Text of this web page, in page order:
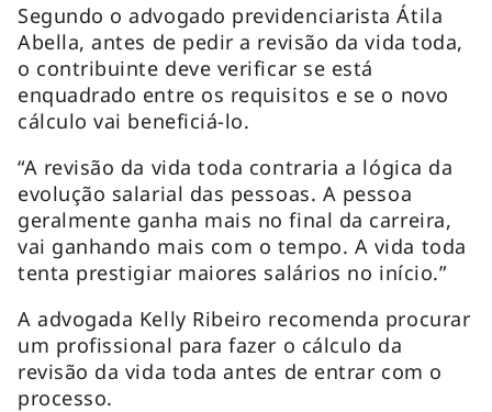
Segundo o advogado previdenciarista Átila
Abella, antes de pedir a revisão da vida toda,
o contribuinte deve verificar se está
enquadrado entre os requisitos e se o novo
cálculo vai beneficiá-lo.
“A revisão da vida toda contraria a lógica da
evolução salarial das pessoas. A pessoa
geralmente ganha mais no final da carreira,
vai ganhando mais com o tempo. A vida toda
tenta prestigiar maiores salários no início.”
A advogada Kelly Ribeiro recomenda procurar
um profissional para fazer o cálculo da
revisão da vida toda antes de entrar com o
processo.